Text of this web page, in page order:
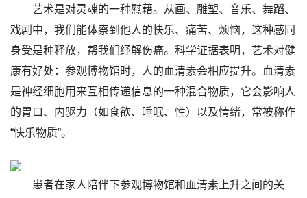
艺术是对灵魂的一种慰藉。从画、雕塑、音乐、舞蹈、
戏剧中，我们能体察到他人的快乐、痛苦、烦恼，这种感同
身受是种释放，帮我们纾解伤痛。科学证据表明，艺术对健
康有好处：参观博物馆时，人的血清素会相应提升。血清素
是神经细胞用来互相传递信息的一种混合物质，它会影响人
的胃口、内驱力（如食欲、睡眠、性）以及情绪，常被称作
“快乐物质”。
患者在家人陪伴下参观博物馆和血清素上升之间的关